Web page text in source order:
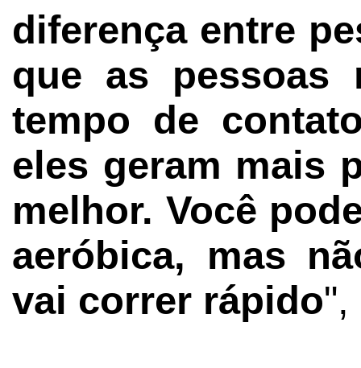
diferença entre
que as pessoas
tempo de
eles geram mais
melhor. Você
aeróbica, mas
vai correr rápido",